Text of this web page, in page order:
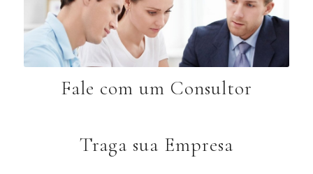
Fale com um Consultor
Traga sua Empresa